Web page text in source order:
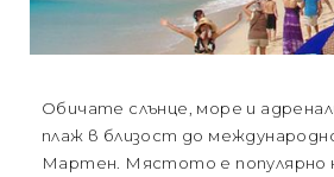
Обичате слънце, море и
плаж в близост до
Мартен. Мястото е популярно